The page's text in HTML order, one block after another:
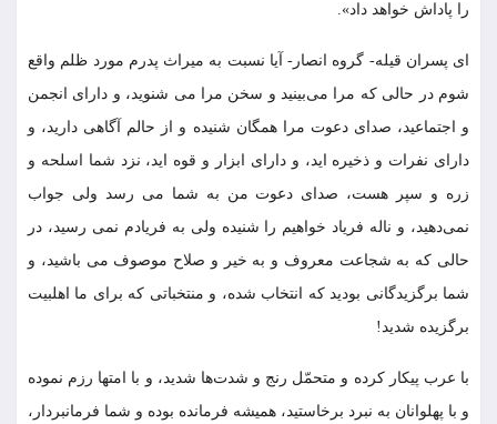
را پاداش خواهد داد».
اى پسران قیله- گروه انصار- آیا نسبت به میراث پدرم مورد ظلم واقع
شوم در حالى که مرا می‌بینید و سخن مرا می شنوید، و داراى انجمن
و اجتماعید، صداى دعوت مرا همگان شنیده و از حالم آگاهى دارید، و
داراى نفرات و ذخیره‏ اید، و داراى ابزار و قوه‏ اید، نزد شما اسلحه و
زره و سپر هست، صداى دعوت من به شما می رسد ولى جواب
نمی‌دهید، و ناله فریاد خواهیم را شنیده ولى به فریادم نمی رسید، در
حالى که به شجاعت معروف و به خیر و صلاح موصوف می باشید، و
شما برگزیدگانى بودید که انتخاب شده، و منتخباتى که براى ما اهل‏بیت
برگزیده شدید!
با عرب پیکار کرده و متحمّل رنج و شدت‌ها شدید، و با امتها رزم نموده
و با پهلوانان به نبرد برخاستید، همیشه فرمانده بوده و شما فرمانبردار،